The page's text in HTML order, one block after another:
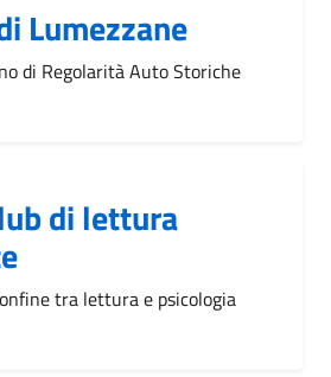
Lumezzane
di Regolarità Auto Storiche
di lettura
tra lettura e psicologia